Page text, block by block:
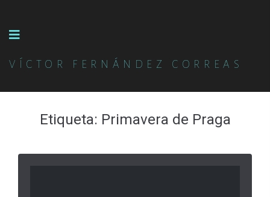
VÍCTOR FERNÁNDEZ CORREAS
Etiqueta: Primavera de Praga